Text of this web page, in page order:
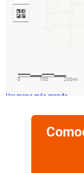
Ver mapa más grande